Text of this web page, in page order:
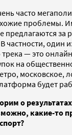
часто
проблемы.
предлагаются за
частности, один
— это
на
московское,
будет
о
какие-то